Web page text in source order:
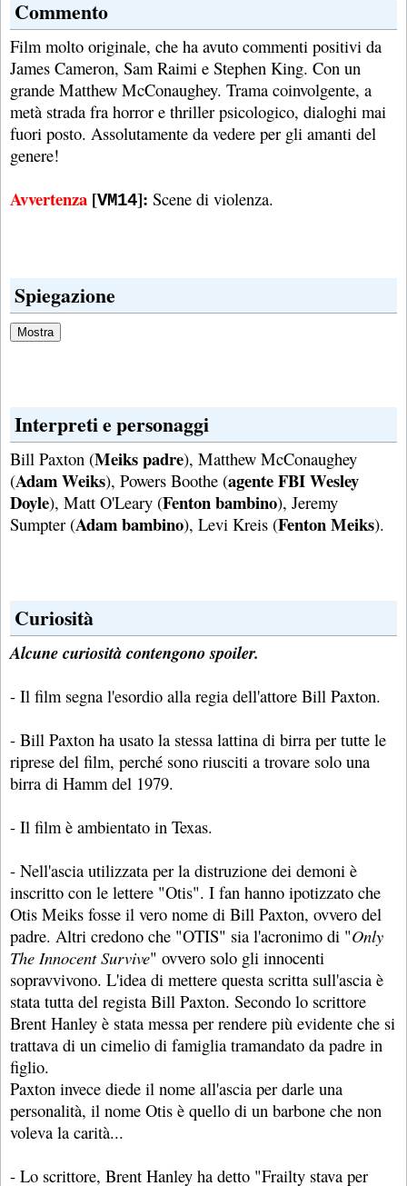
Commento
Film molto originale, che ha avuto commenti positivi da
James Cameron, Sam Raimi e Stephen King. Con un
grande Matthew McConaughey. Trama coinvolgente, a
metà strada fra horror e thriller psicologico, dialoghi mai
fuori posto. Assolutamente da vedere per gli amanti del
genere!
Avvertenza [VM14]: Scene di violenza.
Spiegazione
Interpreti e personaggi
Bill Paxton (Meiks padre), Matthew McConaughey
(Adam Weiks), Powers Boothe (agente FBI Wesley
Doyle), Matt O'Leary (Fenton bambino), Jeremy
Sumpter (Adam bambino), Levi Kreis (Fenton Meiks).
Curiosità
Alcune curiosità contengono spoiler.
- Il film segna l'esordio alla regia dell'attore Bill Paxton.
- Bill Paxton ha usato la stessa lattina di birra per tutte le
riprese del film, perché sono riusciti a trovare solo una
birra di Hamm del 1979.
- Il film è ambientato in Texas.
- Nell'ascia utilizzata per la distruzione dei demoni è
inscritto con le lettere "Otis". I fan hanno ipotizzato che
Otis Meiks fosse il vero nome di Bill Paxton, ovvero del
padre. Altri credono che "OTIS" sia l'acronimo di "Only
The Innocent Survive" ovvero solo gli innocenti
sopravvivono. L'idea di mettere questa scritta sull'ascia è
stata tutta del regista Bill Paxton. Secondo lo scrittore
Brent Hanley è stata messa per rendere più evidente che si
trattava di un cimelio di famiglia tramandato da padre in
figlio.
Paxton invece diede il nome all'ascia per darle una
personalità, il nome Otis è quello di un barbone che non
voleva la carità...
- Lo scrittore, Brent Hanley ha detto "Frailty stava per